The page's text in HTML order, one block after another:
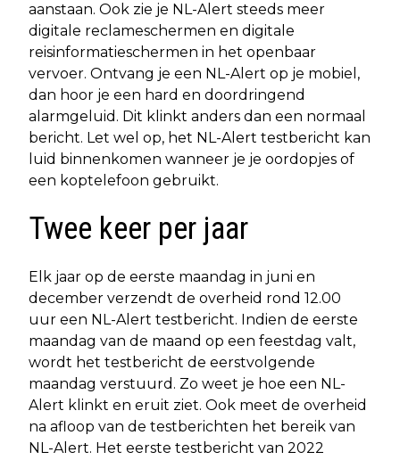
aanstaan. Ook zie je NL-Alert steeds meer
digitale reclameschermen en digitale
reisinformatieschermen in het openbaar
vervoer. Ontvang je een NL-Alert op je mobiel,
dan hoor je een hard en doordringend
alarmgeluid. Dit klinkt anders dan een normaal
bericht. Let wel op, het NL-Alert testbericht kan
luid binnenkomen wanneer je je oordopjes of
een koptelefoon gebruikt.
Twee keer per jaar
Elk jaar op de eerste maandag in juni en
december verzendt de overheid rond 12.00
uur een NL-Alert testbericht. Indien de eerste
maandag van de maand op een feestdag valt,
wordt het testbericht de eerstvolgende
maandag verstuurd. Zo weet je hoe een NL-
Alert klinkt en eruit ziet. Ook meet de overheid
na afloop van de testberichten het bereik van
NL-Alert. Het eerste testbericht van 2022